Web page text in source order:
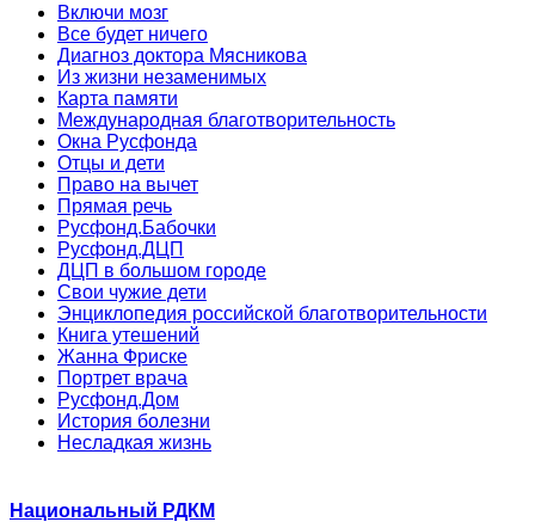
Включи мозг
Все будет ничего
Диагноз доктора Мясникова
Из жизни незаменимых
Карта памяти
Международная благотворительность
Окна Русфонда
Отцы и дети
Право на вычет
Прямая речь
Русфонд.Бабочки
Русфонд.ДЦП
ДЦП в большом городе
Свои чужие дети
Энциклопедия российской благотворительности
Книга утешений
Жанна Фриске
Портрет врача
Русфонд.Дом
История болезни
Несладкая жизнь
Национальный РДКМ